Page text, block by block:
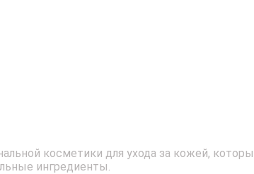
косметики для ухода за кожей,
ингредиенты.